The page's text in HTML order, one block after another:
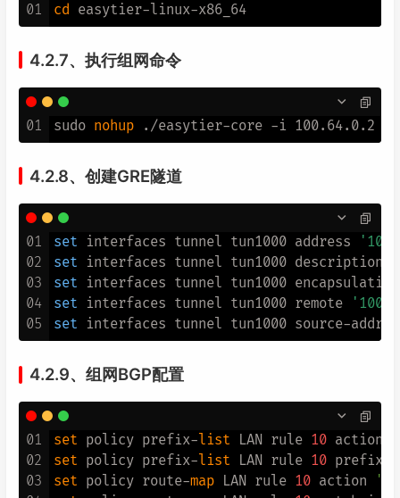
01 cd
4.2.7、执行组网命令
01 sudo nohup
4.2.8、创建GRE隧道
01
02
03
04
05
set interfaces tunnel tun1000 address
set interfaces tunnel tun1000 description
set interfaces tunnel tun1000
set interfaces tunnel tun1000 remote
set interfaces tunnel tun1000 source-
4.2.9、组网BGP配置
01
02
03
set policy prefix- list LAN rule 10 action
set policy prefix- list LAN rule 10 prefix
set policy route-map LAN rule 10 action